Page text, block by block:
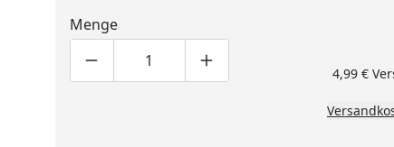
Menge
Produktmenge um eins verringern
Produktmenge manuell eingeben
Produktmenge um eins
4,99 €